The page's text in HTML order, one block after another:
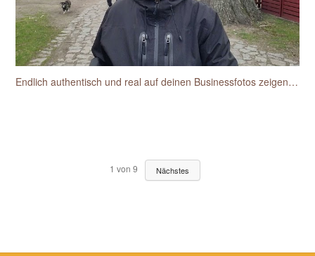
Endlich authentisch und real auf deinen Businessfotos zeigen wie du dich siehst und wieder erkennst
1 von 9 Nächstes